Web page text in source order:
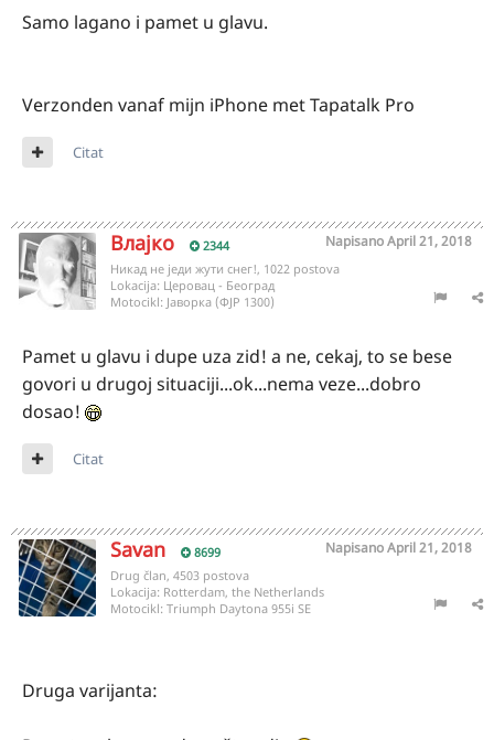
Samo lagano i pamet u glavu.
Verzonden vanaf mijn iPhone met Tapatalk Pro
Citat
Влајко 2344 NapisanoApril 21, 2018
Никад не једи жути снег!, 1022 postova
Lokacija: Церовац - Београд
Motocikl: Јаворка (ФЈР 1300)
Pamet u glavu i dupe uza zid! a ne, cekaj, to se bese
govori u drugoj situaciji...ok...nema veze...dobro
dosao!
Citat
Savan 8699 NapisanoApril 21, 2018
Drug član, 4503 postova
Lokacija: Rotterdam, the Netherlands
Motocikl: Triumph Daytona 955i SE
Druga varijanta: